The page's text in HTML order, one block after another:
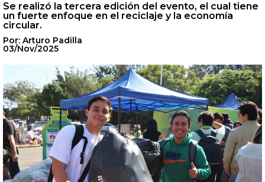
Se realizó la tercera edición del evento, el cual tiene
un fuerte enfoque en el reciclaje y la economía
circular.
Por: Arturo Padilla
03/Nov/2025